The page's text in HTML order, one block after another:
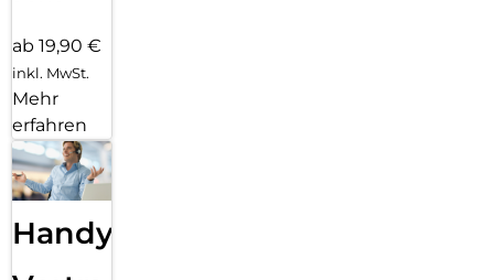
ab 19,90 €
inkl. MwSt.
Mehr
erfahren
Handy